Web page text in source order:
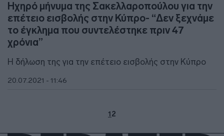
Ηχηρό μήνυμα της Σακελλαροπούλου για την
επέτειο εισβολής στην Κύπρο- “Δεν ξεχνάμε
το έγκλημα που συντελέστηκε πριν 47
χρόνια”
Η δήλωση της για την επέτειο εισβολής στην Κύπρο
20.07.2021 - 11:46
12